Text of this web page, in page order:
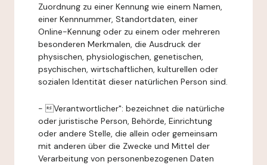
Zuordnung zu einer Kennung wie einem Namen,
einer Kennnummer, Standortdaten, einer
Online-Kennung oder zu einem oder mehreren
besonderen Merkmalen, die Ausdruck der
physischen, physiologischen, genetischen,
psychischen, wirtschaftlichen, kulturellen oder
sozialen Identität dieser natürlichen Person sind.
- Verantwortlicher": bezeichnet die natürliche
oder juristische Person, Behörde, Einrichtung
oder andere Stelle, die allein oder gemeinsam
mit anderen über die Zwecke und Mittel der
Verarbeitung von personenbezogenen Daten